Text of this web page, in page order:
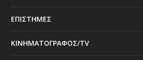
ΕΠΙΣΤΗΜΕΣ
ΚΙΝΗΜΑΤΟΓΡΑΦΟΣ/TV